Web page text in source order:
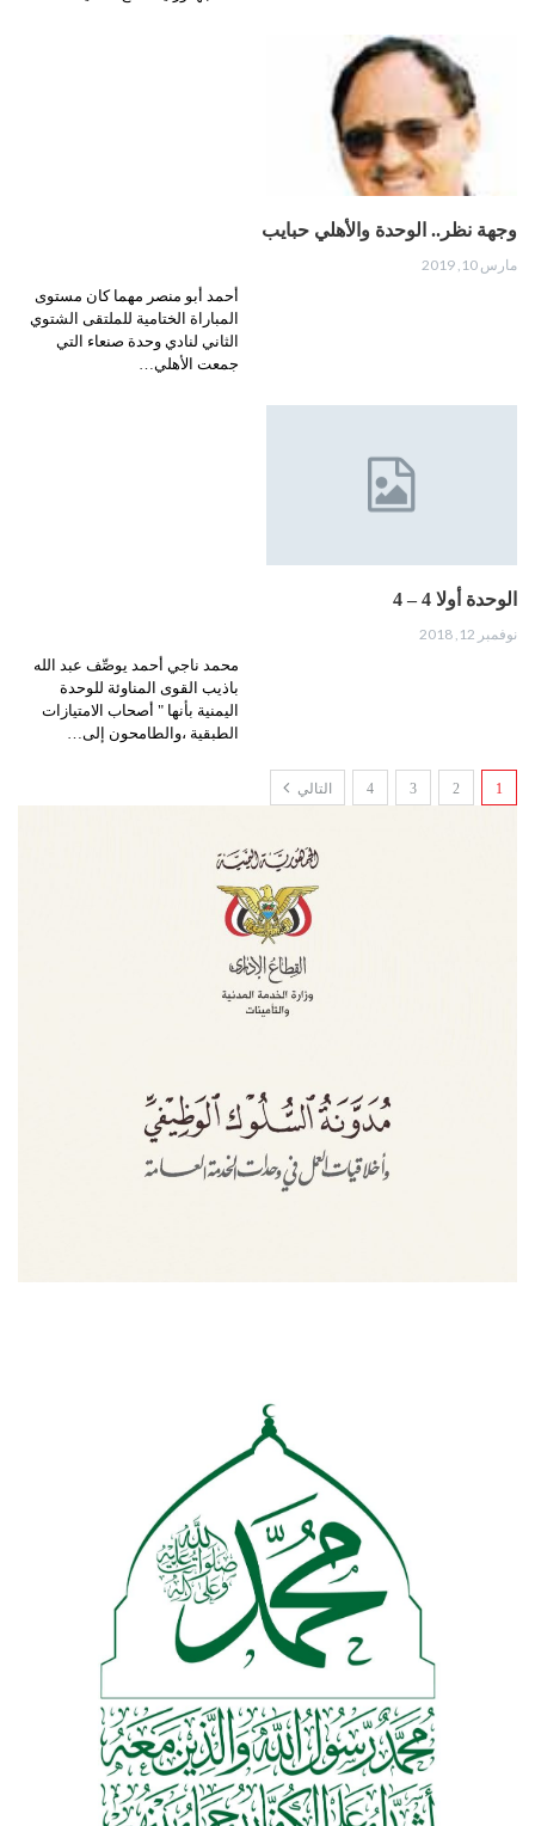
وجهة نظر.. الوحدة والأهلي حبايب
مارس 10, 2019
أحمد أبو منصر مهما كان مستوى
المباراة الختامية للملتقى الشتوي
الثاني لنادي وحدة صنعاء التي
جمعت الأهلي…
الوحدة أولا 4 – 4
نوفمبر 12, 2018
محمد ناجي أحمد يوصِّف عبد الله
باذيب القوى المناوئة للوحدة
اليمنية بأنها " أصحاب الامتيازات
الطبقية ،والطامحون إلى…
1
2
3
4 التالي